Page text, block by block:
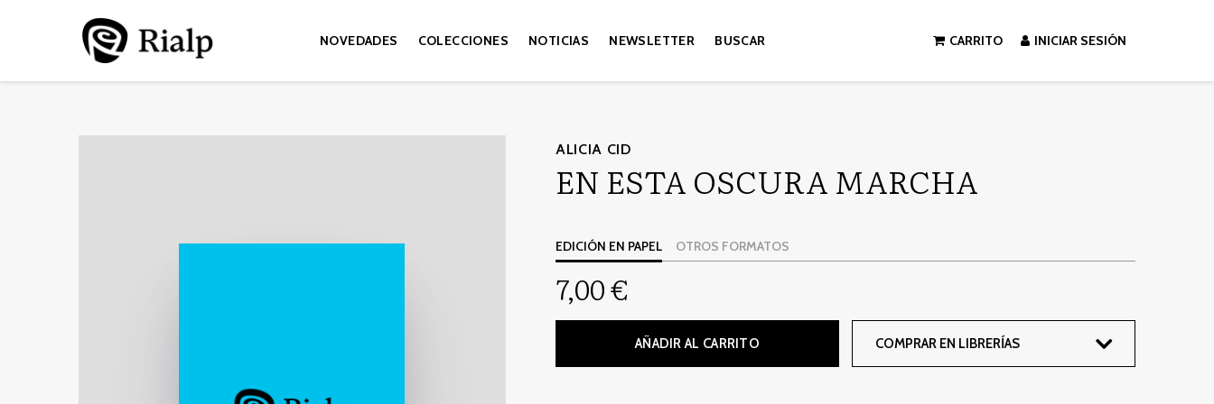
NOVEDADES COLECCIONES NOTICIAS NEWSLETTER BUSCAR CARRITO INICIAR SESIÓN
ALICIA CID
EN ESTA OSCURA MARCHA
EDICIÓN EN PAPEL OTROS FORMATOS
7,00 €
AÑADIR AL CARRITO COMPRAR EN LIBRERÍAS